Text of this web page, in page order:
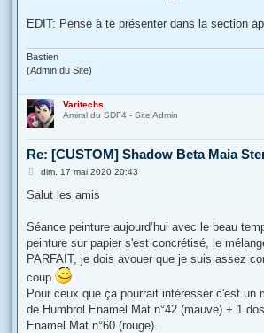
EDIT: Pense à te présenter dans la section
Bastien
(Admin du Site)
Varitechs
Amiral du SDF4 - Site Admin
Re: [CUSTOM] Shadow Beta Maia
M
s
g
dim. 17 mai 2020 20:43
Salut les amis
Séance peinture aujourd’hui avec le beau
peinture sur papier s'est concrétisé, le
PARFAIT, je dois avouer que je suis assez
coup
Pour ceux que ça pourrait intéresser c'est un
de Humbrol Enamel Mat n°42 (mauve) + 1
Enamel Mat n°60 (rouge).